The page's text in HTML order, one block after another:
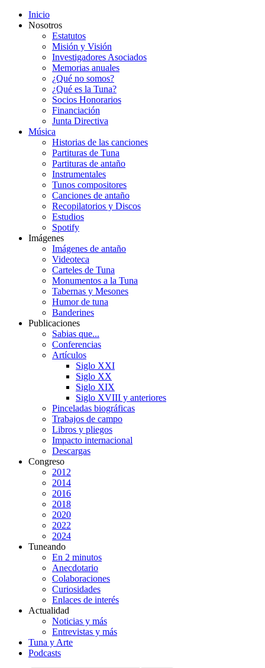
Inicio
Nosotros
Estatutos
Misión y Visión
Investigadores Asociados
Memorias anuales
¿Qué no somos?
¿Qué es la Tuna?
Socios Honorarios
Financiación
Junta Directiva
Música
Historias de las canciones
Partituras de Tuna
Partituras de antaño
Instrumentales
Tunos compositores
Canciones de antaño
Recopilatorios y Discos
Estudios
Spotify
Imágenes
Imágenes de antaño
Videoteca
Carteles de Tuna
Monumentos a la Tuna
Tabernas y Mesones
Humor de tuna
Banderines
Publicaciones
Sabias que...
Conferencias
Artículos
Siglo XXI
Siglo XX
Siglo XIX
Siglo XVIII y anteriores
Pinceladas biográficas
Trabajos de campo
Libros y pliegos
Impacto internacional
Descargas
Congreso
2012
2014
2016
2018
2020
2022
2024
Tuneando
En 2 minutos
Anecdotario
Colaboraciones
Curiosidades
Enlaces de interés
Actualidad
Noticias y más
Entrevistas y más
Tuna y Arte
Podcasts